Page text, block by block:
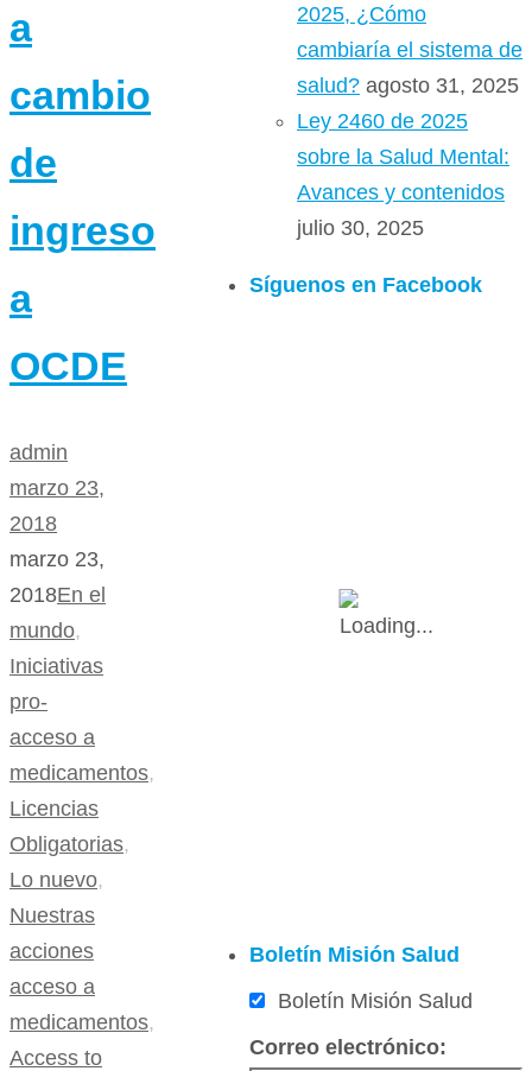
a
cambio
de
ingreso
a
OCDE
admin
marzo 23,
2018
marzo 23,
2018En el
mundo,
Iniciativas
pro-
acceso a
medicamentos,
Licencias
Obligatorias,
Lo nuevo,
Nuestras
acciones
acceso a
medicamentos,
Access to
2025, ¿Cómo
cambiaría el sistema de
salud? agosto 31, 2025
Ley 2460 de 2025
sobre la Salud Mental:
Avances y contenidos
julio 30, 2025
Síguenos en Facebook
Boletín Misión Salud
Boletín Misión Salud
Correo electrónico: